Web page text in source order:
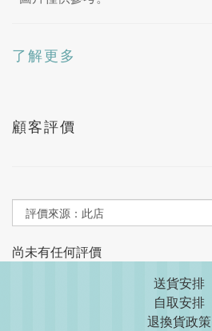
了解更多
顧客評價
尚未有任何評價
送貨安排
自取安排
退換貨政策